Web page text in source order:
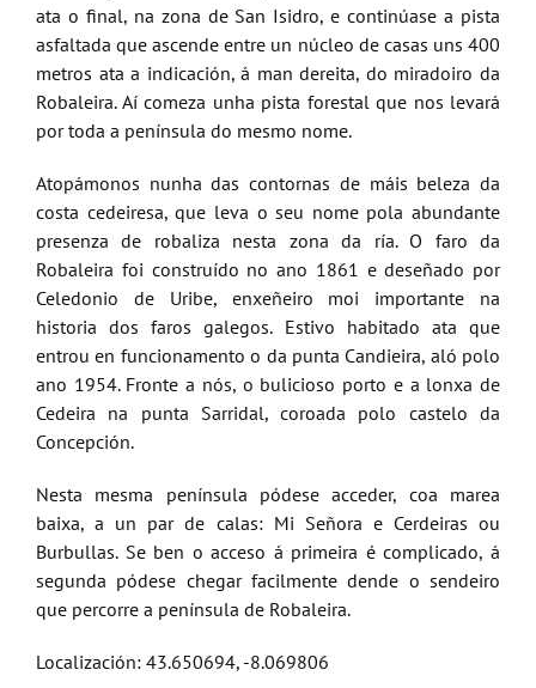
ata o final, na zona de San Isidro, e continúase a pista
asfaltada que ascende entre un núcleo de casas uns 400
metros ata a indicación, á man dereita, do miradoiro da
Robaleira. Aí comeza unha pista forestal que nos levará
por toda a península do mesmo nome.
Atopámonos nunha das contornas de máis beleza da
costa cedeiresa, que leva o seu nome pola abundante
presenza de robaliza nesta zona da ría. O faro da
Robaleira foi construído no ano 1861 e deseñado por
Celedonio de Uribe, enxeñeiro moi importante na
historia dos faros galegos. Estivo habitado ata que
entrou en funcionamento o da punta Candieira, aló polo
ano 1954. Fronte a nós, o bulicioso porto e a lonxa de
Cedeira na punta Sarridal, coroada polo castelo da
Concepción.
Nesta mesma península pódese acceder, coa marea
baixa, a un par de calas: Mi Señora e Cerdeiras ou
Burbullas. Se ben o acceso á primeira é complicado, á
segunda pódese chegar facilmente dende o sendeiro
que percorre a península de Robaleira.
Localización: 43.650694, -8.069806